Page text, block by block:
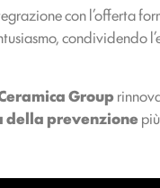
con l’offerta
condividendo
Group
della prevenzione